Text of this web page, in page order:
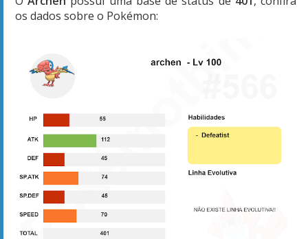
os dados sobre o Pokémon: